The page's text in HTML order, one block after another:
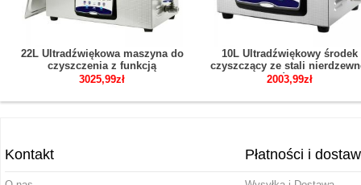
22L Ultradźwiękowa maszyna do
czyszczenia z funkcją
odgazowywania grzałki czasowej
3025,99zł
10L Ultradźwiękowy środek
czyszczący ze stali
do zegarków z biżuterią
2003,99zł
Kontakt Płatności i